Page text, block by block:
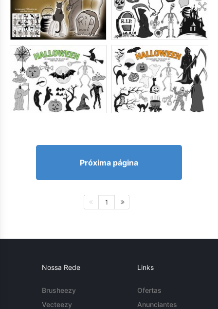
Próxima página
1
Nossa Rede
Brusheezy
Vecteezy
Links
Ofertas
Anunciantes